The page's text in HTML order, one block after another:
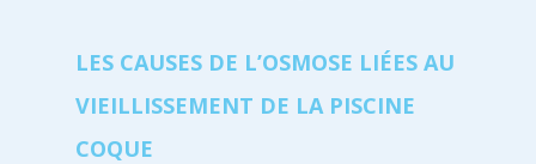
LES CAUSES DE L’OSMOSE LIÉES AU
VIEILLISSEMENT DE LA PISCINE
COQUE